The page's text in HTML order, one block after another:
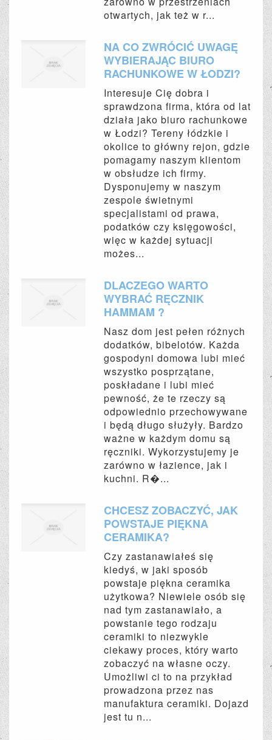
otwartych, jak też w r...
NA CO ZWRÓCIĆ UWAGĘ
WYBIERAJĄC BIURO
RACHUNKOWE W ŁODZI?
Interesuje Cię dobra i
sprawdzona firma, która od lat
działa jako biuro rachunkowe
w Łodzi? Tereny łódzkie i
okolice to główny rejon, gdzie
pomagamy naszym klientom
w obsłudze ich firmy.
Dysponujemy w naszym
zespole świetnymi
specjalistami od prawa,
podatków czy księgowości,
więc w każdej sytuacji
możes...
DLACZEGO WARTO
WYBRAĆ RĘCZNIK
HAMMAM ?
Nasz dom jest pełen różnych
dodatków, bibelotów. Każda
gospodyni domowa lubi mieć
wszystko posprzątane,
poskładane i lubi mieć
pewność, że te rzeczy są
odpowiednio przechowywane
i będą długo służyły. Bardzo
ważne w każdym domu są
ręczniki. Wykorzystujemy je
zarówno w łazience, jak i
kuchni. R�...
CHCESZ ZOBACZYĆ, JAK
POWSTAJE PIĘKNA
CERAMIKA?
Czy zastanawiałeś się
kiedyś, w jaki sposób
powstaje piękna ceramika
użytkowa? Niewiele osób się
nad tym zastanawiało, a
powstanie tego rodzaju
ceramiki to niezwykle
ciekawy proces, który warto
zobaczyć na własne oczy.
Umożliwi ci to na przykład
prowadzona przez nas
manufaktura ceramiki. Dojazd
jest tu n...